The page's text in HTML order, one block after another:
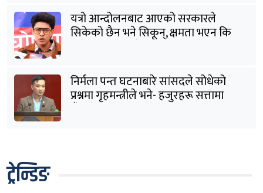
यत्रो आन्दोलनबाट आएको सरकारले
सिकेको छैन भने सिकून्, क्षमता भएन कि
निर्मला पन्त घटनाबारे सांसदले सोधेको
प्रश्नमा गृहमन्त्रीले भने- हजुरहरू सत्तामा
ट्रेन्डिङ